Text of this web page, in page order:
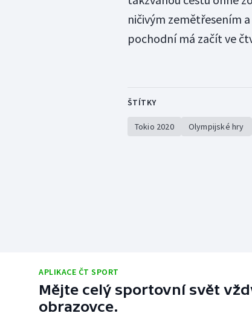
ničivým zemětřesením
pochodní má začít ve
ŠTÍTKY
Tokio 2020 Olympijské hry
APLIKACE ČT SPORT
Mějte celý sportovní svět
obrazovce.